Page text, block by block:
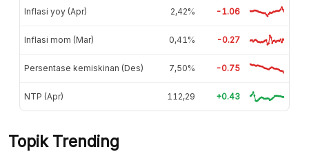
Inflasi yoy (Apr) 2,42% -1.06
Inflasi mom (Mar) 0,41% -0.27
Persentase kemiskinan (Des) 7,50% -0.75
NTP (Apr) 112,29 +0.43
Topik Trending